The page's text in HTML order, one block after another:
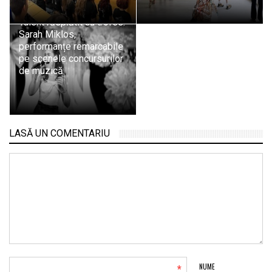
Talent răsplătit cu trofee:
Sarah Miklos,
performanțe remarcabile
pe scenele concursurilor
de muzică
LASĂ UN COMENTARIU
NUME